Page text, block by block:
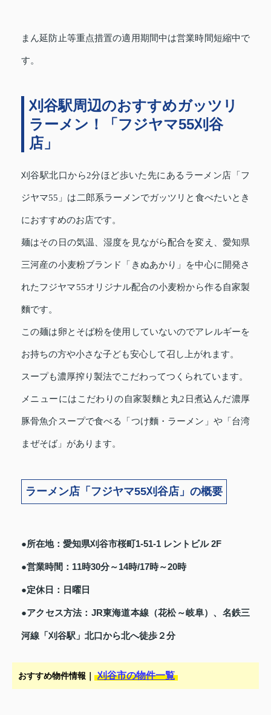
まん延防止等重点措置の適用期間中は営業時間短縮中で
す。
刈谷駅周辺のおすすめガッツリ
ラーメン！「フジヤマ55刈谷
店」
刈谷駅北口から2分ほど歩いた先にあるラーメン店「フ
ジヤマ55」は二郎系ラーメンでガッツリと食べたいとき
におすすめのお店です。
麺はその日の気温、湿度を見ながら配合を変え、愛知県
三河産の小麦粉ブランド「きぬあかり」を中心に開発さ
れたフジヤマ55オリジナル配合の小麦粉から作る自家製
麵です。
この麺は卵とそば粉を使用していないのでアレルギーを
お持ちの方や小さな子ども安心して召し上がれます。
スープも濃厚搾り製法でこだわってつくられています。
メニューにはこだわりの自家製麵と丸2日煮込んだ濃厚
豚骨魚介スープで食べる「つけ麵・ラーメン」や「台湾
まぜそば」があります。
ラーメン店「フジヤマ55刈谷店」の概要
●所在地：愛知県刈谷市桜町1-51-1 レントビル 2F
●営業時間：11時30分～14時/17時～20時
●定休日：日曜日
●アクセス方法：JR東海道本線（花松～岐阜）、名鉄三
河線「刈谷駅」北口から北へ徒歩２分
おすすめ物件情報｜ 刈谷市の物件一覧